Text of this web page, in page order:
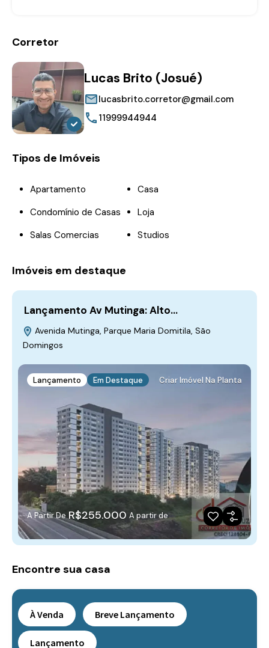
Corretor
Lucas Brito (Josué)
lucasbrito.corretor@gmail.com
11999944944
Tipos de Imóveis
Apartamento
Casa
Condomínio de Casas
Loja
Salas Comercias
Studios
Imóveis em destaque
Lançamento Av Mutinga: Alto…
Avenida Mutinga, Parque Maria Domitila, São
Domingos
Lançamento Em Destaque Criar Imóvel Na Planta
A Partir De R$255.000 A partir de
Encontre sua casa
À Venda Breve Lançamento
Lançamento